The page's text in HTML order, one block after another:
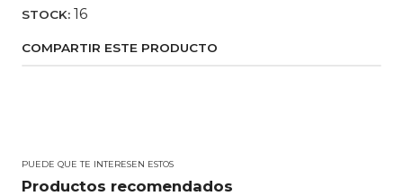
STOCK: 16
COMPARTIR ESTE PRODUCTO
PUEDE QUE TE INTERESEN ESTOS
Productos recomendados